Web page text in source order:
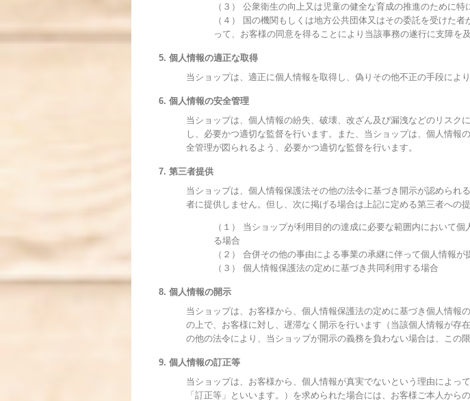
（３） 公衆衛生の向上又は児童の健全な育成の推進のために
（４） 国の機関もしくは地方公共団体又はその委託を受けた
って、お客様の同意を得ることにより当該事務の遂行に支障を
5. 個人情報の適正な取得
当ショップは、適正に個人情報を取得し、偽りその他不正の手段により
6. 個人情報の安全管理
当ショップは、個人情報の紛失、破壊、改ざん及び漏洩などのリス
し、必要かつ適切な監督を行います。また、当ショップは、個人情
全管理が図られるよう、必要かつ適切な監督を行います。
7. 第三者提供
当ショップは、個人情報保護法その他の法令に基づき開示が認めら
者に提供しません。但し、次に掲げる場合は上記に定める第三者への
（１） 当ショップが利用目的の達成に必要な範囲内において
る場合
（２） 合併その他の事由による事業の承継に伴って個人情報が
（３） 個人情報保護法の定めに基づき共同利用する場合
8. 個人情報の開示
当ショップは、お客様から、個人情報保護法の定めに基づき個人情
の上で、お客様に対し、遅滞なく開示を行います（当該個人情報が存
の他の法令により、当ショップが開示の義務を負わない場合は、この
9. 個人情報の訂正等
当ショップは、お客様から、個人情報が真実でないという理由によ
「訂正等」といいます。）を求められた場合には、お客様ご本人か